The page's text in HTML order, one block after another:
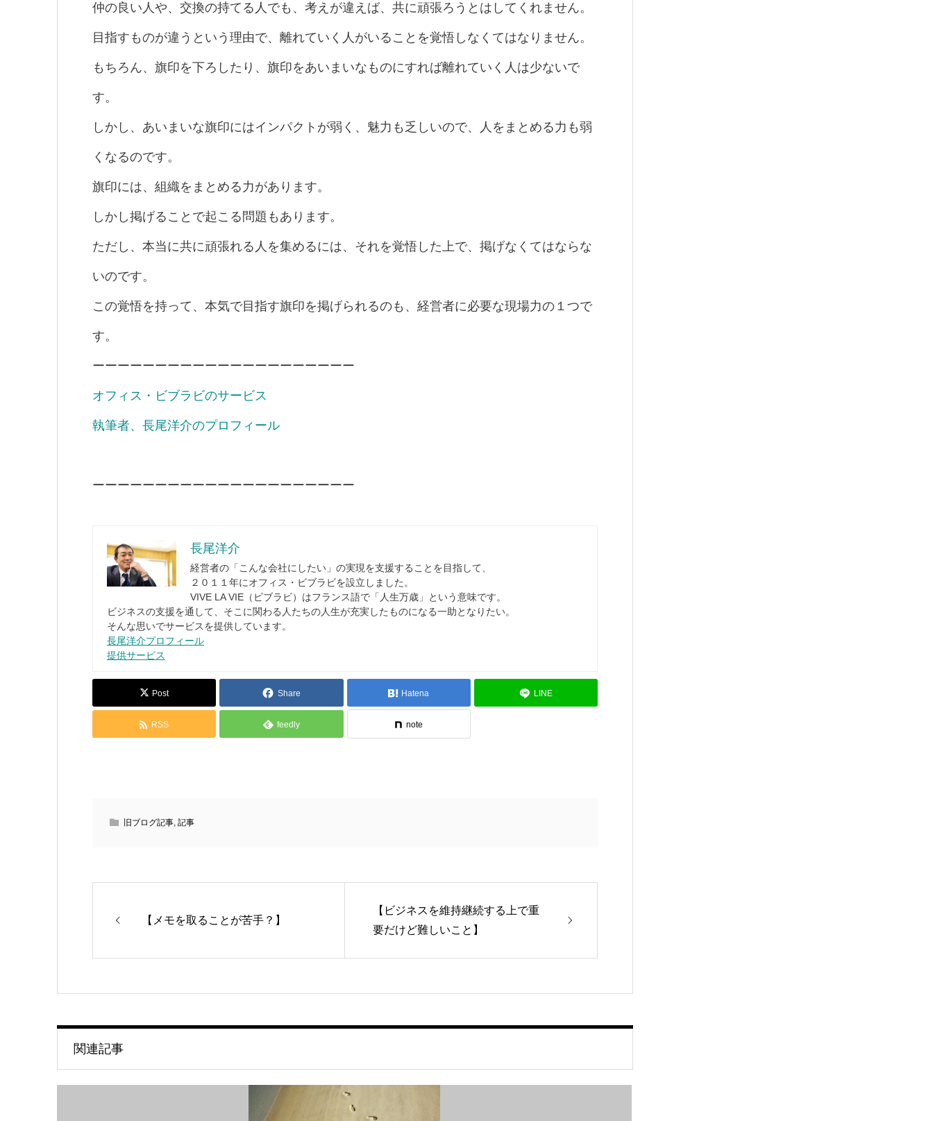
仲の良い人や、交換の持てる人でも、考えが違えば、共に頑張ろうとはしてくれません。
目指すものが違うという理由で、離れていく人がいることを覚悟しなくてはなりません。
もちろん、旗印を下ろしたり、旗印をあいまいなものにすれば離れていく人は少ないで
す。
しかし、あいまいな旗印にはインパクトが弱く、魅力も乏しいので、人をまとめる力も弱
くなるのです。
旗印には、組織をまとめる力があります。
しかし掲げることで起こる問題もあります。
ただし、本当に共に頑張れる人を集めるには、それを覚悟した上で、掲げなくてはならな
いのです。
この覚悟を持って、本気で目指す旗印を掲げられるのも、経営者に必要な現場力の１つで
す。
ーーーーーーーーーーーーーーーーーーーーー
オフィス・ビブラビのサービス
執筆者、長尾洋介のプロフィール
ーーーーーーーーーーーーーーーーーーーーー
長尾洋介
経営者の「こんな会社にしたい」の実現を支援することを目指して、
２０１１年にオフィス・ビブラビを設立しました。
VIVE LA VIE（ビブラビ）はフランス語で「人生万歳」という意味です。
ビジネスの支援を通して、そこに関わる人たちの人生が充実したものになる一助となりたい。
そんな思いでサービスを提供しています。
長尾洋介プロフィール
提供サービス
Post Share Hatena LINE
RSS feedly note
旧ブログ記事, 記事
【メモを取ることが苦手？】
【ビジネスを維持継続する上で重
要だけど難しいこと】
関連記事